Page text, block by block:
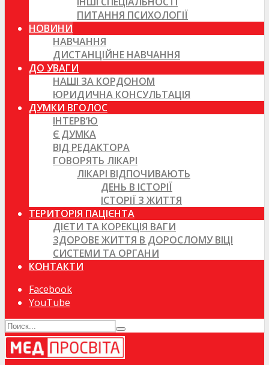
ПИТАННЯ ПСИХОЛОГІЇ
НОВИНИ
НАВЧАННЯ
ДИСТАНЦІЙНЕ НАВЧАННЯ
ДО УВАГИ
НАШІ ЗА КОРДОНОМ
ЮРИДИЧНА КОНСУЛЬТАЦІЯ
ДУМКИ ВГОЛОС
ІНТЕРВ’Ю
Є ДУМКА
ВІД РЕДАКТОРА
ГОВОРЯТЬ ЛІКАРІ
ЛІКАРІ ВІДПОЧИВАЮТЬ
ДЕНЬ В ІСТОРІЇ
ІСТОРІЇ З ЖИТТЯ
ТЕРИТОРІЯ ПАЦІЄНТА
ДІЄТИ ТА КОРЕКЦІЯ ВАГИ
ЗДОРОВЕ ЖИТТЯ В ДОРОСЛОМУ ВІЦІ
СИСТЕМИ ТА ОРГАНИ
КОНТАКТИ
Facebook
YouTube